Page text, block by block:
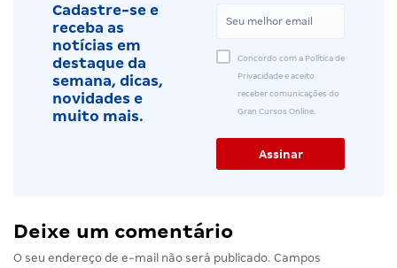
Cadastre-se e
receba as
notícias em
destaque da
semana, dicas,
novidades e
muito mais.
Concordo com a Política de
Privacidade e aceito
receber comunicações do
Gran Cursos Online.
Deixe um comentário
O seu endereço de e-mail não será publicado. Campos